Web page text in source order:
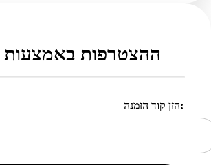
ההצטרפות באמצעות
הזן קוד הזמנה: